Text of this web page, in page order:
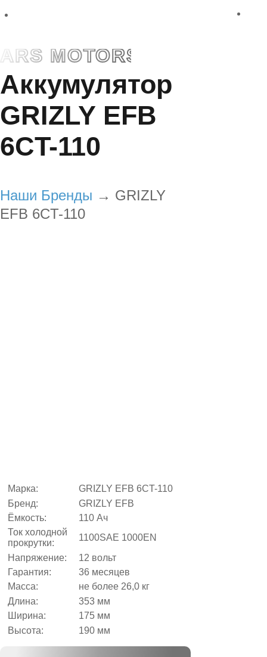
Ценности
Каталог
аккумуляторов
Полный
Каталог
Каталог
аккумуляторов
для
легковых
Контакты
ARS MOTORS
Аккумулятор
GRIZLY EFB
6CT-110
Наши Бренды → GRIZLY
EFB 6CT-110
Марка:
GRIZLY EFB 6CT-110
Бренд:
GRIZLY EFB
Ёмкость:
110 Ач
Ток холодной
прокрутки:
1100SAE 1000EN
Напряжение:
12 вольт
Гарантия:
36 месяцев
Масса:
не более 26,0 кг
Длина:
353 мм
Ширина:
175 мм
Высота:
190 мм